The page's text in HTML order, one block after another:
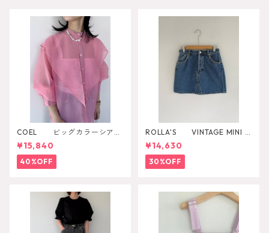
COEL ビッグカラーシアー
シャツ
¥15,840
40%OFF
ROLLA'S VINTAGE MINI D
AZZLER
¥14,630
30%OFF